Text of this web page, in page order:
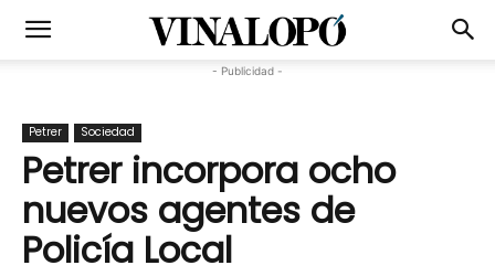
- Publicidad -
Petrer Sociedad
Petrer incorpora ocho
nuevos agentes de
Policía Local